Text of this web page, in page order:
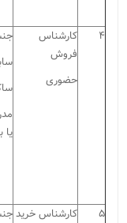
۴
کارشناس
فروش
حضوری
یا
۵
کارشناس خرید